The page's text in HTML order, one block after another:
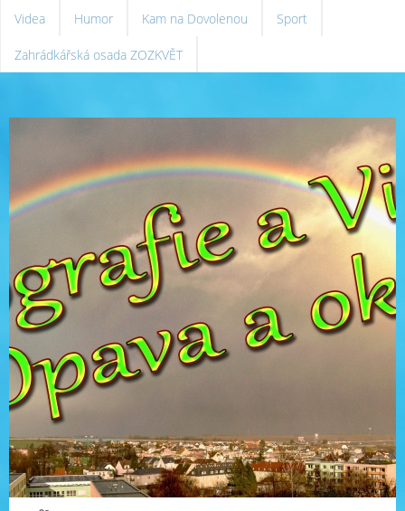
Videa Humor Kam na Dovolenou Sport
Zahrádkářská osada ZOZKVĚT